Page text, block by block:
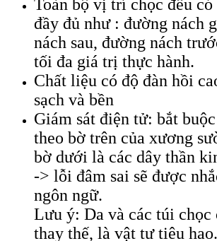
Toàn bộ vị trí chọc đều
đầy đủ như : đường nách
nách sau, đường nách
tối đa giá trị thực hành.
Chất liệu có độ đàn hồi
sạch và bền
Giám sát điện tử: bắt
theo bờ trên của xương
bờ dưới là các dây thần
-> lỗi đâm sai sẽ được
ngôn ngữ.
Lưu ý: Da và các túi chọc
thay thế, là vật tư tiêu hao.